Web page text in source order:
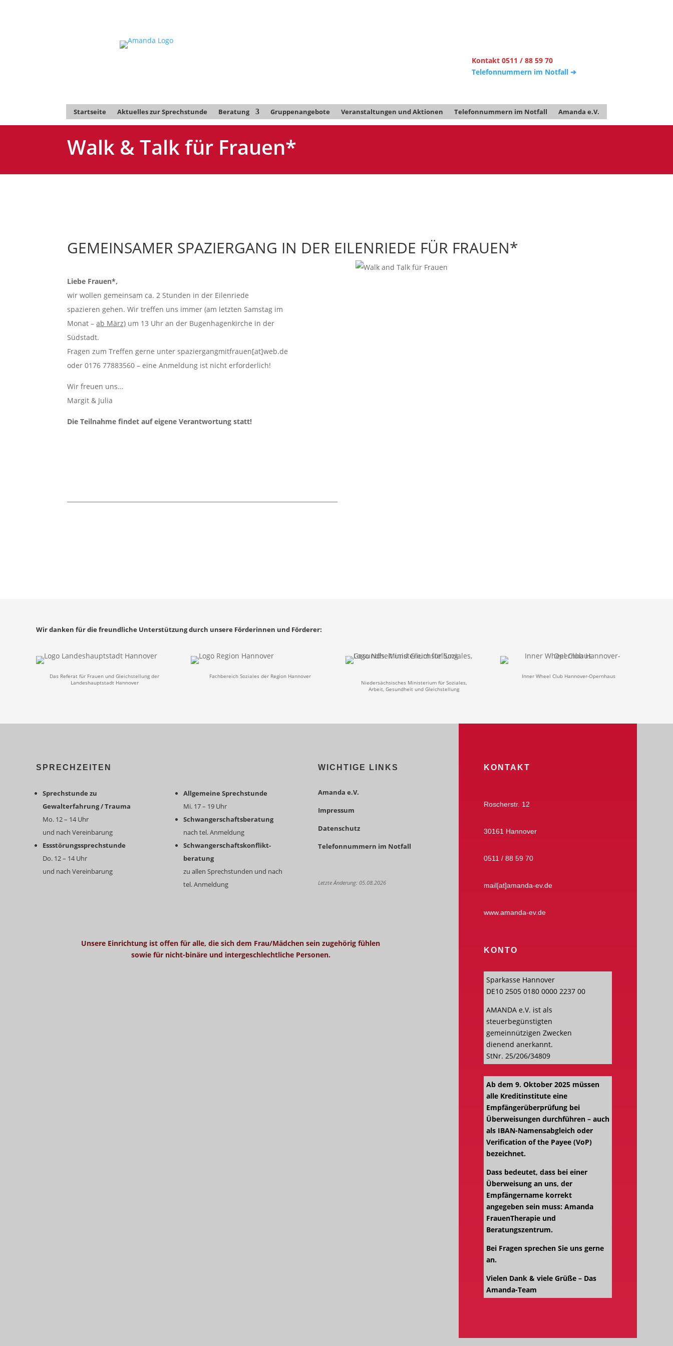
Kontakt 0511 / 88 59 70
Telefonnummern im Notfall ➔
Startseite Aktuelles zur Sprechstunde Beratung Gruppenangebote Veranstaltungen und Aktionen Telefonnummern im Notfall Amanda e.V.
Walk & Talk für Frauen*
GEMEINSAMER SPAZIERGANG IN DER EILENRIEDE FÜR FRAUEN*
Liebe Frauen*,
wir wollen gemeinsam ca. 2 Stunden in der Eilenriede
spazieren gehen. Wir treffen uns immer (am letzten Samstag im
Monat –ab März) um 13 Uhr an der Bugenhagenkirche in der
Südstadt.
Fragen zum Treffen gerne unter spaziergangmitfrauen[at]web.de
oder 0176 77883560 – eine Anmeldung ist nicht erforderlich!
Wir freuen uns…
Margit & Julia
Die Teilnahme findet auf eigene Verantwortung statt!
Wir danken für die freundliche Unterstützung durch unsere Förderinnen und Förderer:
Das Referat für Frauen und Gleichstellung der
Landeshauptstadt Hannover
Fachbereich Soziales der Region Hannover
Niedersächsisches Ministerium für Soziales,
Arbeit, Gesundheit und Gleichstellung
Inner Wheel Club Hannover-Opernhaus
SPRECHZEITEN
Sprechstunde zu
Gewalterfahrung / Trauma
Mo. 12 – 14 Uhr
und nach Vereinbarung
Essstörungssprechstunde
Do. 12 – 14 Uhr
und nach Vereinbarung
Allgemeine Sprechstunde
Mi. 17 – 19 Uhr
Schwangerschaftsberatung
nach tel. Anmeldung
Schwangerschaftskonflikt-
beratung
zu allen Sprechstunden und nach
tel. Anmeldung
WICHTIGE LINKS
Amanda e.V.
Impressum
Datenschutz
Telefonnummern im Notfall
Letzte Änderung: 05.08.2026
Unsere Einrichtung ist offen für alle, die sich dem Frau/Mädchen sein zugehörig fühlen
sowie für nicht-binäre und intergeschlechtliche Personen.
KONTAKT
Roscherstr. 12
30161 Hannover
0511 / 88 59 70
mail[at]amanda-ev.de
www.amanda-ev.de
KONTO
Sparkasse Hannover
DE10 2505 0180 0000 2237 00
AMANDA e.V. ist als
steuerbegünstigten
gemeinnützigen Zwecken
dienend anerkannt.
StNr. 25/206/34809
Ab dem 9. Oktober 2025 müssen
alle Kreditinstitute eine
Empfängerüberprüfung bei
Überweisungen durchführen – auch
als IBAN-Namensabgleich oder
Verification of the Payee (VoP)
bezeichnet.
Dass bedeutet, dass bei einer
Überweisung an uns, der
Empfängername korrekt
angegeben sein muss: Amanda
FrauenTherapie und
Beratungszentrum.
Bei Fragen sprechen Sie uns gerne
an.
Vielen Dank & viele Grüße – Das
Amanda-Team